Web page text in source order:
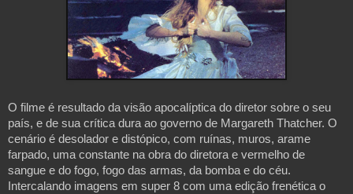
O filme é resultado da visão apocalíptica do diretor sobre o seu
país, e de sua crítica dura ao governo de Margareth Thatcher. O
cenário é desolador e distópico, com ruínas, muros, arame
farpado, uma constante na obra do diretora e vermelho de
sangue e do fogo, fogo das armas, da bomba e do céu.
Intercalando imagens em super 8 com uma edição frenética o